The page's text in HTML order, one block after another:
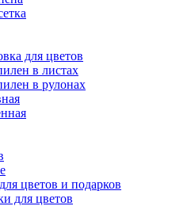
для цветов
в листах
в рулонах
цветов и подарков
для цветов